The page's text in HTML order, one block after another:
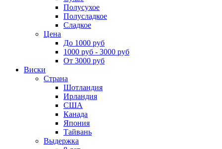
Полусухое
Полусладкое
Сладкое
Цена
До 1000 руб
1000 руб - 3000 руб
От 3000 руб
Виски
Страна
Шотландия
Ирландия
США
Канада
Япония
Тайвань
Выдержка